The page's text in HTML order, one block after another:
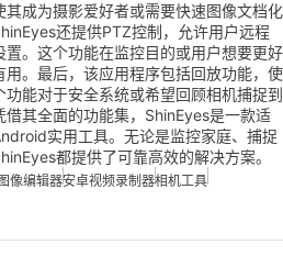
成为摄影爱好者或需要快速图像文档化
还提供PTZ控制，允许用户远程
。这个功能在监控目的或用户想要更好
。最后，该应用程序包括回放功能，使
能对于安全系统或希望回顾相机捕捉到
其全面的功能集，ShinEyes是一款适
实用工具。无论是监控家庭、捕捉
都提供了可靠高效的解决方案。
像编辑器安卓视频录制器相机工具